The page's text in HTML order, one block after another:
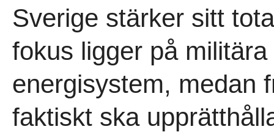
Sverige stärker sitt
fokus ligger på
energisystem, medan
faktiskt ska